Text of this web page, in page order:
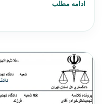
ادامه مطلب